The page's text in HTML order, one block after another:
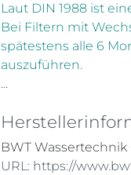
Laut DIN 1988 ist
Bei Filtern mit
spätestens alle 6
auszuführen.
...
BWT Wassertechnik
URL: https://